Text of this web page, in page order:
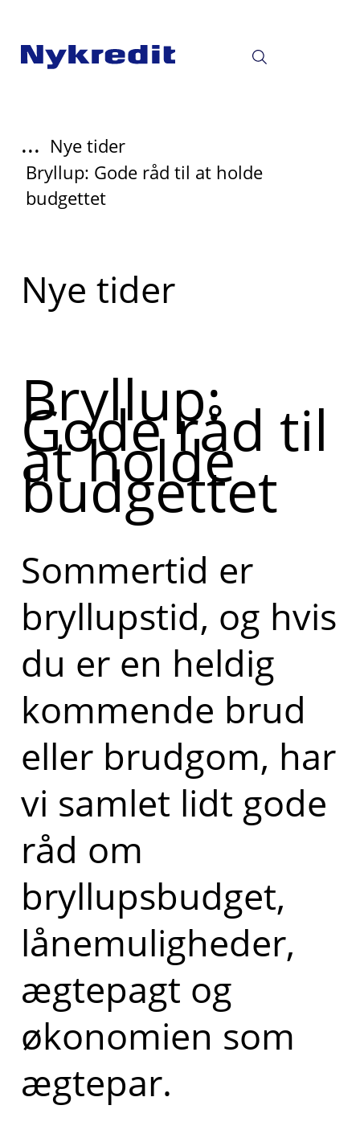
... Nye tider
Bryllup: Gode råd til at holde
budgettet
Læs
mere
Nye tider
Bryllup:
Gode råd til
at holde
budgettet
Sommertid er
bryllupstid, og hvis
du er en heldig
kommende brud
eller brudgom, har
vi samlet lidt gode
råd om
bryllupsbudget,
lånemuligheder,
ægtepagt og
økonomien som
ægtepar.